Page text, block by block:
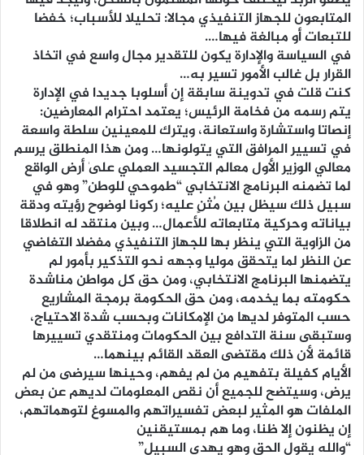
المتابعون للجهاز التنفيذي مجالا: تحليلا للأسباب؛ خفضا
للتبعات أو مبالغة فيها….
في السياسة والإدارة يكون للتقدير مجال واسع في اتخاذ
القرار بل غالب الأمور تسير به…
كنت قلت في تدوينة سابقة إن أسلوبا جديدا في الإدارة
يتم رسمه من فخامة الرئيس؛ يعتمد احترام المعارضين:
إنصاتا واستشارة واستعانة، ويترك للمعينين سلطة واسعة
في تسيير المرافق التي يتولونها… ومن هذا المنطلق يرسم
معالي الوزير الأول معالم التجسيد العملي علىٰ أرض الواقع
لما تضمنه البرنامج الانتخابي “طموحي للوطن” وهو في
سبيل ذلك سيظل بين مُثنٍ عليه؛ ركونا لوضوح رؤيته ودقة
بياناته وحركية متابعاته للأعمال… وبين منتقد له انطلاقا
من الزاوية التي ينظر بها للجهاز التنفيذي مفضلا التغاضي
عن النظر لما يتحقق موليا وجهه نحو التذكير بأمور لم
يتضمنها البرنامج الانتخابي، ومن حق كل مواطن مناشدة
حكومته بما يخدمه، ومن حق الحكومة برمجة المشاريع
حسب المتوفر لديها من الإمكانات وبحسب شدة الاحتياج،
وستبقى سنة التدافع بين الحكومات ومنتقدي تسييرها
قائمة لأن ذلك مقتضى العقد القائم بينهما…
الأيام كفيلة بتفهيم من لم يفهم، وحينها سيرضى من لم
يرض، وسيتضح للجميع أن نقص المعلومات لديهم عن بعض
الملفات هو المثير لبعض تفسيراتهم والمسوغ لتوهماتهم،
إن يظنون إلا ظنا، وما هم بمستيقنين
“والله يقول الحق وهو يهدي السبيل”